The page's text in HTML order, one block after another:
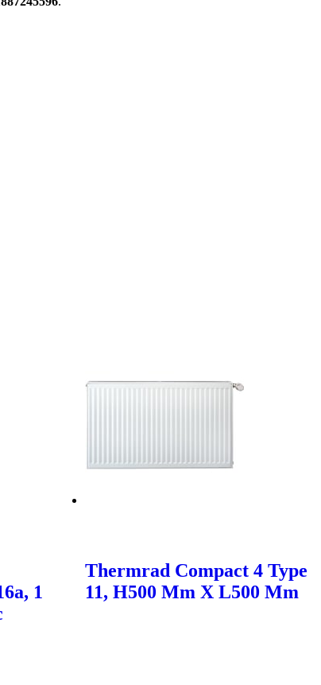
1
Thermrad Compact 4 Type
11, H500 Mm X L500 Mm